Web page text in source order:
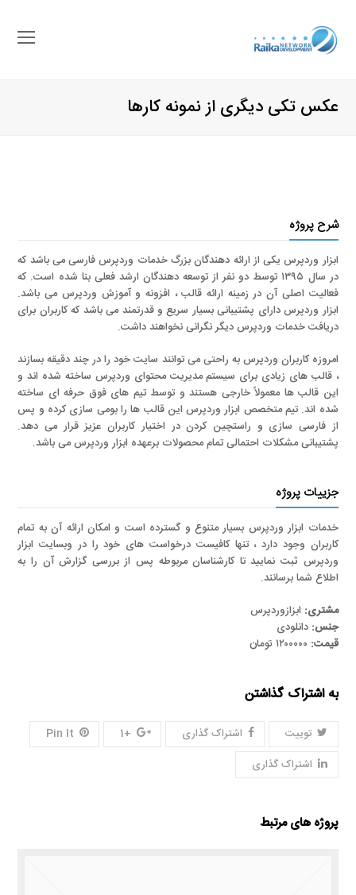
باز
عکس تکی دیگری از نمونه کارها
شرح پروژه
ابزار وردپرس یکی از ارائه دهندگان بزرگ خدمات وردپرس فارسی می باشد که
در سال ۱۳۹۵ توسط دو نفر از توسعه دهندگان ارشد فعلی بنا شده است. که
فعالیت اصلی آن در زمینه ارائه قالب ، افزونه و آموزش وردپرس می باشد.
ابزار وردپرس دارای پشتیبانی بسیار سریع و قدرتمند می باشد که کاربران برای
دریافت خدمات وردپرس دیگر نگرانی نخواهند داشت.
امروزه کاربران وردپرس به راحتی می توانند سایت خود را در چند دقیقه بسازند
، قالب های زیادی برای سیستم مدیریت محتوای وردپرس ساخته شده اند و
این قالب ها معمولاً خارجی هستند و توسط تیم های فوق حرفه ای ساخته
شده اند. تیم متخصص ابزار وردپرس این قالب ها را بومی سازی کرده و پس
از فارسی سازی و راستچین کردن در اختیار کاربران عزیز قرار می دهد.
پشتیبانی مشکلات احتمالی تمام محصولات برعهده ابزار وردپرس می باشد.
جزییات پروژه
خدمات ابزار وردپرس بسیار متنوع و گسترده است و امکان ارائه آن به تمام
کاربران وجود دارد ، تنها کافیست درخواست های خود را در وبسایت ابزار
وردپرس ثبت نمایید تا کارشناسان مربوطه پس از بررسی گزارش آن را به
اطلاع شما برسانند.
مشتری: ابزازوردپرس
جنس: دانلودی
قیمت:
به اشتراک گذاشتن
توییت اشتراک گذاری +1
Pin It
اشتراک گذاری
پروژه های مرتبط